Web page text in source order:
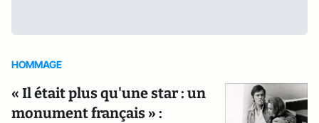
HOMMAGE
« Il était plus qu'une star : un
monument français » :